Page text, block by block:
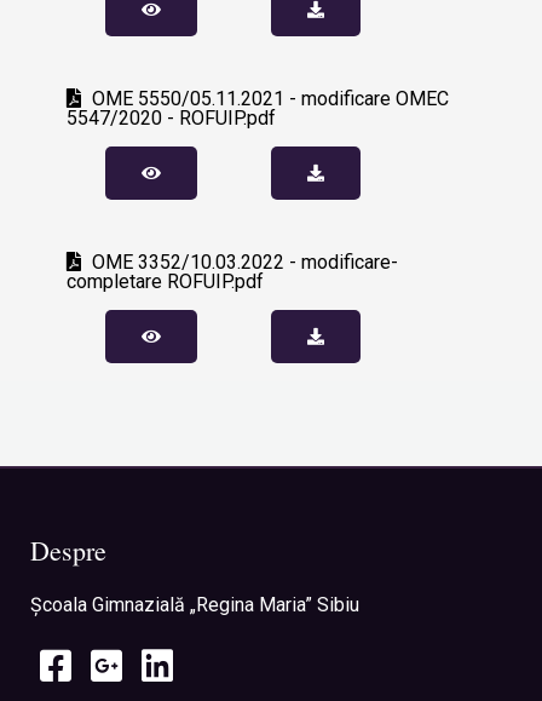
OME 5550/05.11.2021 - modificare OMEC
5547/2020 - ROFUIP.pdf
OME 3352/10.03.2022 - modificare-
completare ROFUIP.pdf
Despre
Şcoala Gimnazială „Regina Maria” Sibiu